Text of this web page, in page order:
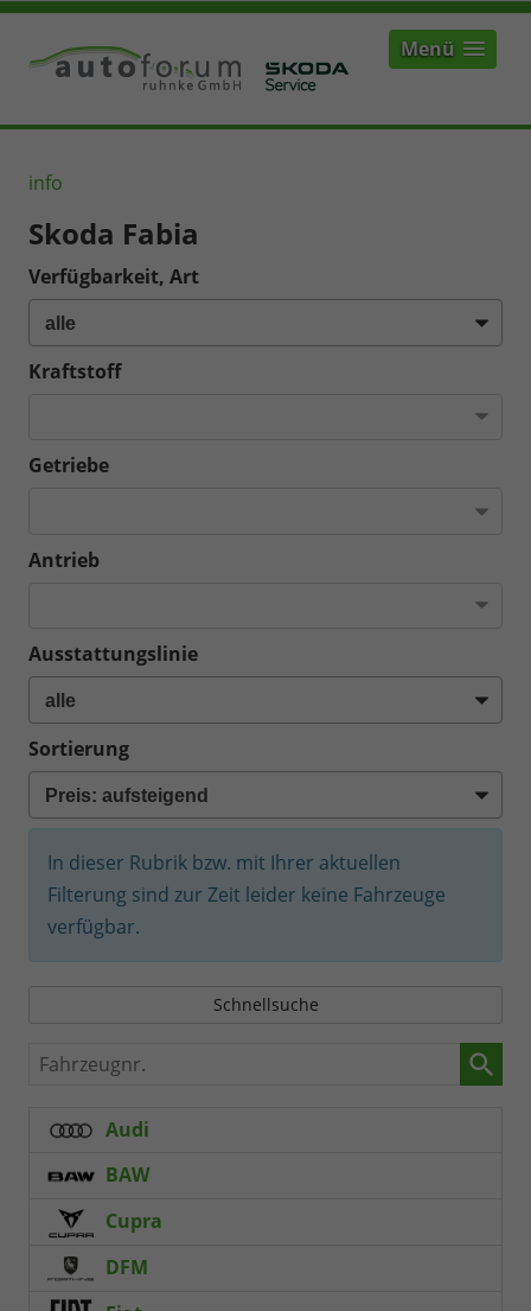
Menü
info
Skoda Fabia
Verfügbarkeit, Art
Kraftstoff
Getriebe
Antrieb
Ausstattungslinie
Sortierung
In dieser Rubrik bzw. mit Ihrer aktuellen
Filterung sind zur Zeit leider keine Fahrzeuge
verfügbar.
Schnellsuche
Fahrzeugnr.
Audi
BAW
Cupra
DFM